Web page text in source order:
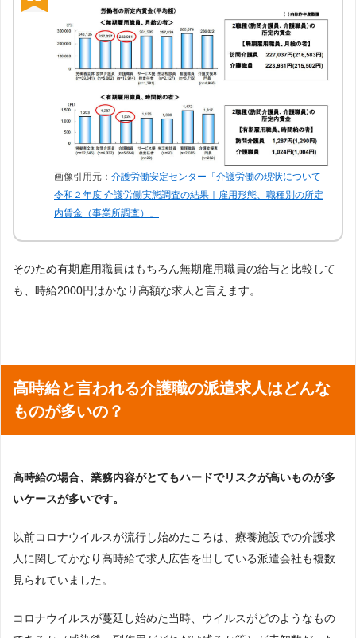
画像引用元： 介護労働安定センター「介護労働の現状について
令和２年度 介護労働実態調査の結果｜雇用形態、職種別の所定
内賃金（事業所調査）」
そのため有期雇用職員はもちろん無期雇用職員の給与と比較して
も、時給2000円はかなり高額な求人と言えます。
高時給と言われる介護職の派遣求人はどんな
ものが多いの？
高時給の場合、業務内容がとてもハードでリスクが高いものが多
いケースが多いです。
以前コロナウイルスが流行し始めたころは、療養施設での介護求
人に関してかなり高時給で求人広告を出している派遣会社も複数
見られていました。
コロナウイルスが蔓延し始めた当時、ウイルスがどのようなもの